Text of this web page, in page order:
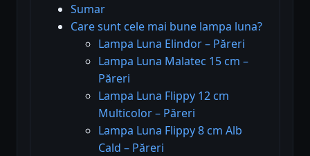
Sumar
Care sunt cele mai bune lampa luna?
Lampa Luna Elindor – Păreri
Lampa Luna Malatec 15 cm –
Păreri
Lampa Luna Flippy 12 cm
Multicolor – Păreri
Lampa Luna Flippy 8 cm Alb
Cald – Păreri